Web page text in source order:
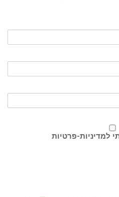
למדיניות-פרטיות